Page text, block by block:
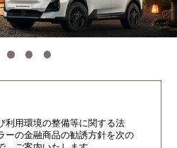
利用環境の整備等に関する法
ーの金融商品の勧誘方針を次の